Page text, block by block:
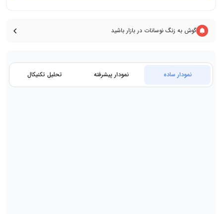
گوش به زنگ نوسانات در بازار باشید
نمودار ساده نمودار پیشرفته تحلیل تکنیکال